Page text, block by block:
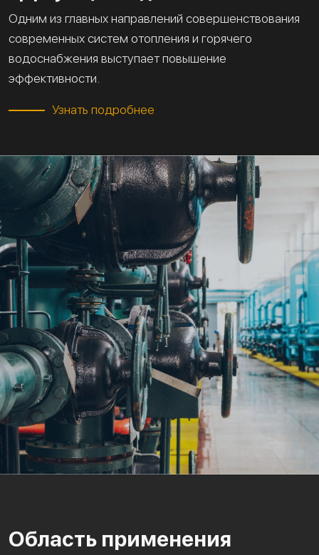
Одним из главных направлений совершенствования
современных систем отопления и горячего
водоснабжения выступает повышение
эффективности.
Узнать подробнее
Область применения